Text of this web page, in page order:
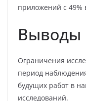
приложений с 49%
Выводы
Ограничения
период
будущих работ в
исследований.